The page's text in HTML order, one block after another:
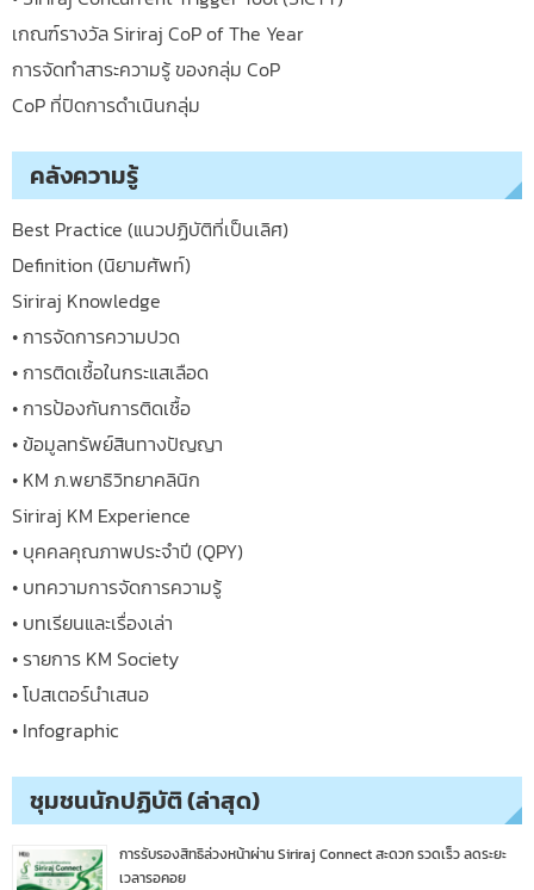
เกณฑ์รางวัล Siriraj CoP of The Year
การจัดทำสาระความรู้ ของกลุ่ม CoP
CoP ที่ปิดการดำเนินกลุ่ม
คลังความรู้
Best Practice (แนวปฏิบัติที่เป็นเลิศ)
Definition (นิยามศัพท์)
Siriraj Knowledge
• การจัดการความปวด
• การติดเชื้อในกระแสเลือด
• การป้องกันการติดเชื้อ
• ข้อมูลทรัพย์สินทางปัญญา
• KM ภ.พยาธิวิทยาคลินิก
Siriraj KM Experience
• บุคคลคุณภาพประจำปี (QPY)
• บทความการจัดการความรู้
• บทเรียนและเรื่องเล่า
• รายการ KM Society
• โปสเตอร์นำเสนอ
• Infographic
ชุมชนนักปฏิบัติ (ล่าสุด)
การรับรองสิทธิล่วงหน้าผ่าน Siriraj Connect สะดวก รวดเร็ว ลดระยะ
เวลารอคอย